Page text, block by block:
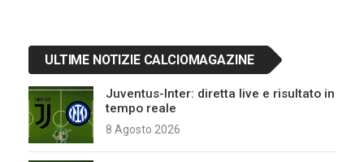
ULTIME NOTIZIE CALCIOMAGAZINE
Juventus-Inter: diretta live e risultato in
tempo reale
8 Agosto 2026